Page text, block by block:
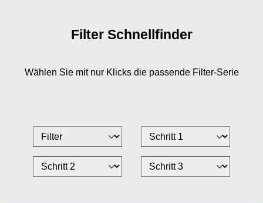
Filter Schnellfinder
Wählen Sie mit nur Klicks die passende Filter-Serie